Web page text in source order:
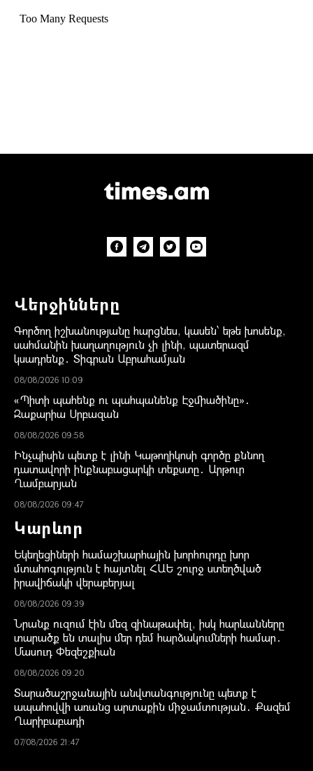
Վերջինները
Գործող իշխանությանը հարցնես, կասեն՝ եթե խոսենք,
սահմանին խաղաղություն չի լինի, պատերազմ
կսադրենք․ Տիգրան Աբրահամյան
08/08/2026 10:09
«Պիտի պահենք ու պահպանենք Էջմիածինը»․
Զաքարիա Սրբազան
08/08/2026 09:58
Ինչպիսին պետք է լինի Կաթողիկոսի գործը քննող
դատավորի ինքնաբացարկի տեքստը․ Արթուր
Ղամբարյան
08/08/2026 09:47
Կարևոր
Եկեղեցիների համաշխարհային խորհուրդը խոր
մտահոգություն է հայտնել ՀԱԵ շուրջ ստեղծված
իրավիճակի վերաբերյալ
08/08/2026 09:39
Նրանք ուզում էին մեզ զինաթափել, իսկ հարևանները
տարածք են տալիս մեր դեմ հարձակումների համար․
Մասուդ Փեզեշքիան
08/08/2026 09:20
Տարածաշրջանային անվտանգությունը պետք է
ապահովվի առանց արտաքին միջամտության․ Քազեմ
Ղարիբաբադի
07/08/2026 21:47